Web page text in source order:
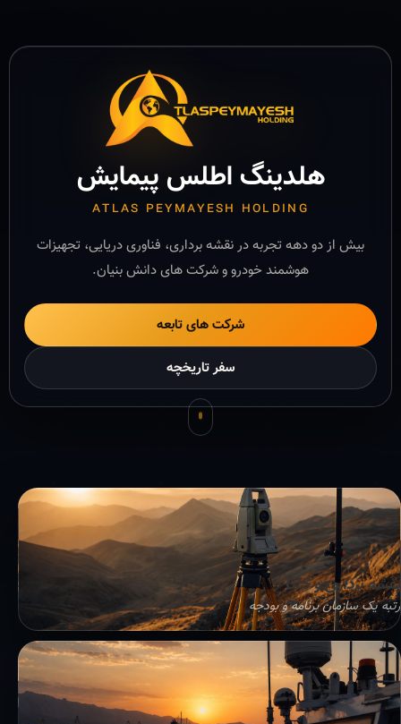
هلدینگ اطلس پیمایش
ATLAS PEYMAYESH HOLDING
بیش از دو دهه تجربه در نقشه برداری، فناوری دریایی، تجهیزات
هوشمند خودرو و شرکت های دانش بنیان.
شرکت های تابعه
سفر تاریخچه
نقشه برداری و GIS
رتبه یک سازمان برنامه و بودجه